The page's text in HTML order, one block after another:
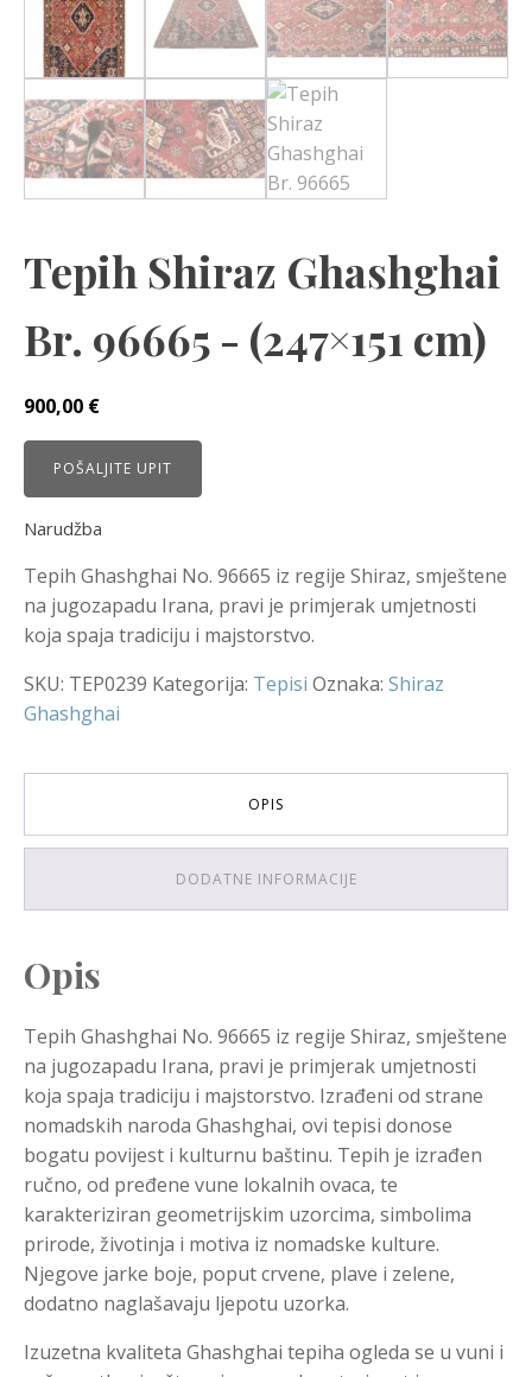
Tepih Shiraz Ghashghai
Br. 96665 - (247×151 cm)
900,00 €
POŠALJITE UPIT
Narudžba
Tepih Ghashghai No. 96665 iz regije Shiraz, smještene
na jugozapadu Irana, pravi je primjerak umjetnosti
koja spaja tradiciju i majstorstvo.
SKU: TEP0239 Kategorija: Tepisi Oznaka: Shiraz
Ghashghai
OPIS
DODATNE INFORMACIJE
Opis
Tepih Ghashghai No. 96665 iz regije Shiraz, smještene
na jugozapadu Irana, pravi je primjerak umjetnosti
koja spaja tradiciju i majstorstvo. Izrađeni od strane
nomadskih naroda Ghashghai, ovi tepisi donose
bogatu povijest i kulturnu baštinu. Tepih je izrađen
ručno, od pređene vune lokalnih ovaca, te
karakteriziran geometrijskim uzorcima, simbolima
prirode, životinja i motiva iz nomadske kulture.
Njegove jarke boje, poput crvene, plave i zelene,
dodatno naglašavaju ljepotu uzorka.
Izuzetna kvaliteta Ghashghai tepiha ogleda se u vuni i